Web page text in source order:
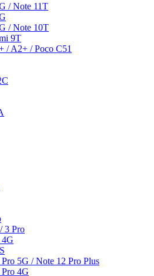
/ Note 11T
/ Note 10T
9T
/ A2+ / Poco C51
3 Pro
5G / Note 12 Pro Plus
4G